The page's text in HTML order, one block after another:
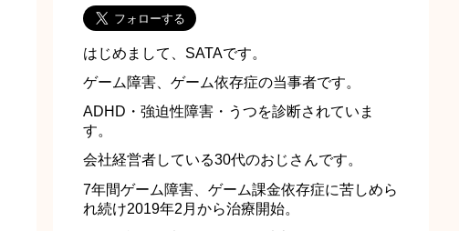
はじめまして、SATAです。
ゲーム障害、ゲーム依存症の当事者です。
ADHD・強迫性障害・うつを診断されていま
す。
会社経営者している30代のおじさんです。
7年間ゲーム障害、ゲーム課金依存症に苦しめら
れ続け2019年2月から治療開始。